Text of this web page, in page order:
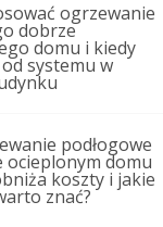
ogrzewanie
dobrze
domu i kiedy
systemu w
podłogowe
ocieplonym domu
koszty i jakie
znać?